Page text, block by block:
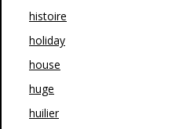
histoire
holiday
house
huge
huilier